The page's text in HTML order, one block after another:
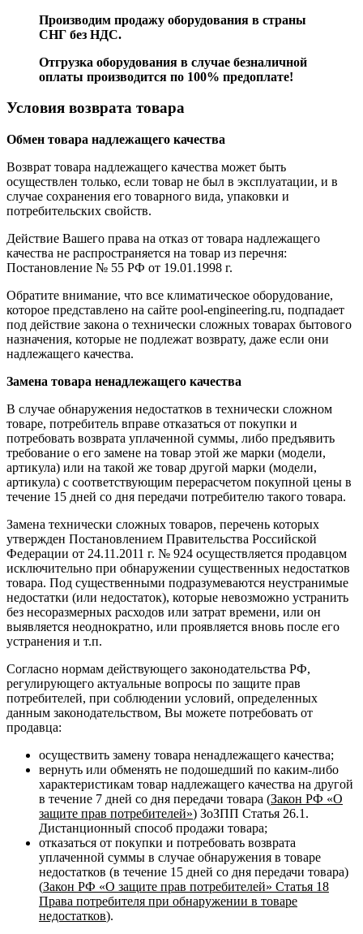
Производим продажу оборудования в страны
СНГ без НДС.
Отгрузка оборудования в случае безналичной
оплаты производится по 100% предоплате!
Условия возврата товара
Обмен товара надлежащего качества
Возврат товара надлежащего качества может быть
осуществлен только, если товар не был в эксплуатации, и в
случае сохранения его товарного вида, упаковки и
потребительских свойств.
Действие Вашего права на отказ от товара надлежащего
качества не распространяется на товар из перечня:
Постановление № 55 РФ от 19.01.1998 г.
Обратите внимание, что все климатическое оборудование,
которое представлено на сайте pool-engineering.ru, подпадает
под действие закона о технически сложных товарах бытового
назначения, которые не подлежат возврату, даже если они
надлежащего качества.
Замена товара ненадлежащего качества
В случае обнаружения недостатков в технически сложном
товаре, потребитель вправе отказаться от покупки и
потребовать возврата уплаченной суммы, либо предъявить
требование о его замене на товар этой же марки (модели,
артикула) или на такой же товар другой марки (модели,
артикула) с соответствующим перерасчетом покупной цены в
течение 15 дней со дня передачи потребителю такого товара.
Замена технически сложных товаров, перечень которых
утвержден Постановлением Правительства Российской
Федерации от 24.11.2011 г. № 924 осуществляется продавцом
исключительно при обнаружении существенных недостатков
товара. Под существенными подразумеваются неустранимые
недостатки (или недостаток), которые невозможно устранить
без несоразмерных расходов или затрат времени, или он
выявляется неоднократно, или проявляется вновь после его
устранения и т.п.
Согласно нормам действующего законодательства РФ,
регулирующего актуальные вопросы по защите прав
потребителей, при соблюдении условий, определенных
данным законодательством, Вы можете потребовать от
продавца:
осуществить замену товара ненадлежащего качества;
вернуть или обменять не подошедший по каким-либо
характеристикам товар надлежащего качества на другой
в течение 7 дней со дня передачи товара (Закон РФ «О
защите прав потребителей») ЗоЗПП Статья 26.1.
Дистанционный способ продажи товара;
отказаться от покупки и потребовать возврата
уплаченной суммы в случае обнаружения в товаре
недостатков (в течение 15 дней со дня передачи товара)
(Закон РФ «О защите прав потребителей» Статья 18
Права потребителя при обнаружении в товаре
недостатков).